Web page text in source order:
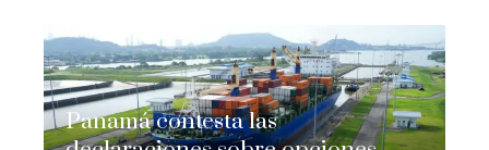
Panamá contesta las